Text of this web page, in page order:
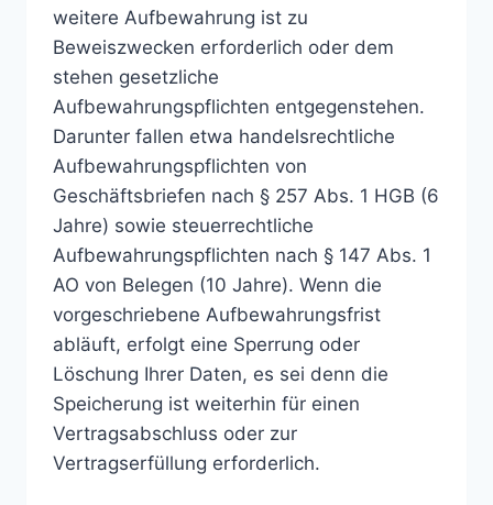
weitere Aufbewahrung ist zu
Beweiszwecken erforderlich oder dem
stehen gesetzliche
Aufbewahrungspflichten entgegenstehen.
Darunter fallen etwa handelsrechtliche
Aufbewahrungspflichten von
Geschäftsbriefen nach § 257 Abs. 1 HGB (6
Jahre) sowie steuerrechtliche
Aufbewahrungspflichten nach § 147 Abs. 1
AO von Belegen (10 Jahre). Wenn die
vorgeschriebene Aufbewahrungsfrist
abläuft, erfolgt eine Sperrung oder
Löschung Ihrer Daten, es sei denn die
Speicherung ist weiterhin für einen
Vertragsabschluss oder zur
Vertragserfüllung erforderlich.